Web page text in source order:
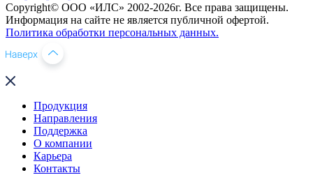
Copyright© ООО «ИЛС» 2002-2026г. Все права защищены.
Информация на сайте не является публичной офертой.
Политика обработки персональных данных.
Продукция
Направления
Поддержка
О компании
Карьера
Контакты